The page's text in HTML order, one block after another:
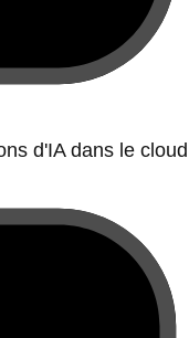
d'IA dans le cloud